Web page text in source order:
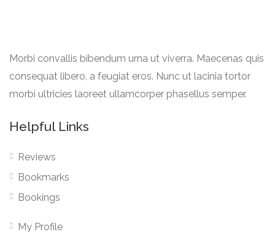
Morbi convallis bibendum urna ut viverra. Maecenas quis
consequat libero, a feugiat eros. Nunc ut lacinia tortor
morbi ultricies laoreet ullamcorper phasellus semper.
Helpful Links
Reviews
Bookmarks
Bookings
My Profile